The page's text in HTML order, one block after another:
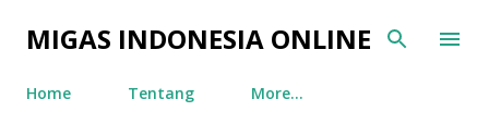
Skip to main content
MIGAS INDONESIA ONLINE
Home Tentang More…